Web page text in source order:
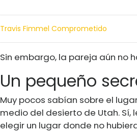
Travis Fimmel Comprometido
Sin embargo, la pareja aún no
Un pequeño
Muy pocos sabían sobre el
medio del desierto de Utah.
elegir un lugar donde no